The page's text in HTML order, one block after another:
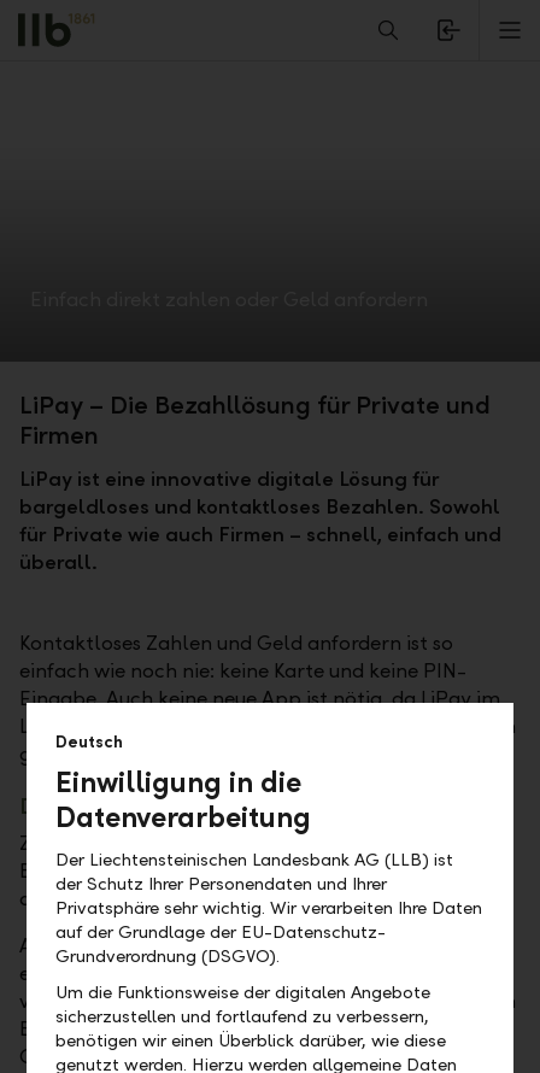
Alerts.Headline
LiPay – Die Bezahllösung für Private und
Firmen
LiPay ist eine innovative digitale Lösung für
bargeldloses und kontaktloses Bezahlen. Sowohl
für Private wie auch Firmen – schnell, einfach und
überall.
Kontaktloses Zahlen und Geld anfordern ist so
einfach wie noch nie: keine Karte und keine PIN-
Eingabe. Auch keine neue App ist nötig, da LiPay im
LLB Mobile Banking integriert ist. Die Überweisungen
gehen direkt von Konto zu Konto – sekundenschnell.
Direkt Geld anfordern und bezahlen
Zum Geld anfordern wird ein QR-Code erstellt, zum
Bezahlen wird der QR-Code des Begünstigten
abfotografiert.
Auch auf Distanz funktioniert LiPay – QR-Codes
einfach als Link über WhatsApp oder SMS
verschicken – ein Klick und schon ist bezahlt oder ein
Betrag in Rechnung gestellt. Angezeigt wird die
Geldtransaktion innert Sekunden über Push-
Deutsch
Einwilligung in die
Datenverarbeitung
Der Liechtensteinischen Landesbank AG (LLB) ist
der Schutz Ihrer Personendaten und Ihrer
Privatsphäre sehr wichtig. Wir verarbeiten Ihre Daten
auf der Grundlage der EU-Datenschutz-
Grundverordnung (DSGVO).
Um die Funktionsweise der digitalen Angebote
sicherzustellen und fortlaufend zu verbessern,
benötigen wir einen Überblick darüber, wie diese
genutzt werden. Hierzu werden allgemeine Daten